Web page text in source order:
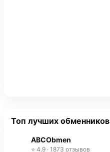
Топ лучших обменников
ABCObmen
⭐ 4.9 · 1873 отзывов